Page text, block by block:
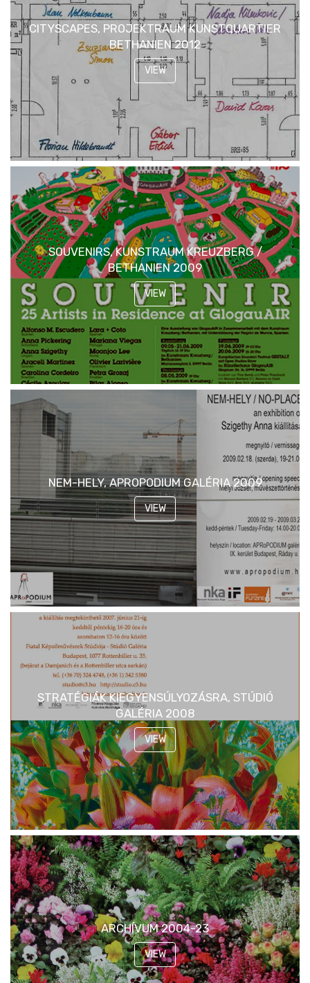
CITYSCAPES, PROJEKTRAUM KUNSTQUARTIER
BETHANIEN 2012
VIEW
SOUVENIRS, KUNSTRAUM KREUZBERG /
BETHANIEN 2009
VIEW
NEM-HELY, APROPODIUM GALÉRIA 2009
VIEW
STRATÉGIÁK KIEGYENSÚLYOZÁSRA, STÚDIÓ
GALÉRIA 2008
VIEW
ARCHÍVUM 2004-23
VIEW